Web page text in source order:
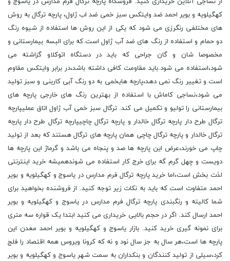
کهگیلویه و بویر احمد ضد وایتکس سبز خمی ضد اب ژاول، پارچه ترگال به روش
های مختلفی رنگرزی می شود که یکی از این روش ها استفاده از شیوه رنگ
دو حمام و استفاده از رنگ های ضد آب ژاول است.که برای البسه بیمارستانی و
مخصوصا شان و گان جراحی که باید در دستگاه اتوکلاو گزاشته می
شود،استفاده می شود.باید مقاومت کافی داشته باشد،در برابر وایتکس مقاوم
است و تغییر رنگ نمی دهد،پارچه هایخمی به دو رنگ آبی کاربنی و سبز تولید
می شود،نساجی کاماش با استفاده از بهترین رنگ های خارجی پارچه های
بیمارستانی را تولیو و تکمیل می کند. ترگال سبز خمی آب ژاول اتاق عملیپارچه
ترگال طرح دار پارچه ترگال خالدار و پارچه ترگال چاچیپارچه ترگال طرح دار پارچه
ترگال خالدار و پارچه ترگال چاچی همان پارچه های ترگال هستند که بعد از تولید
چاپ می خورند،عرض این پارچه ها صد و پنجاه می باشد و گرماژ این پارچه ها
دویست و چهل گرم گه برای خرج کار استفاده می شوندهمیشه خرید اینترنتی
لذت بخش است،اما خرید پارچه ترگال فرم مدارس در یاسوج و کهگیلویه و بویر
احمد متفاوت است که باید به نکات زیر توجه کنید. از فروشنده بخواهید برای
شما کالیته و رنگبندی پارچه ترگال فرم مدارس در یاسوج و کهگیلویه و بویر
احمد ارسال کند. اگر در حجم بالایی خریداری می کنید ابتدا یک قواره سه متری
برای نمونه گیری خرید کنید. بازار یاسوج و کهگیلویه و بویر احمد معدن این
پارچه ها است،هر سال به جز سال نود و نه که کرونا ویروس همه اقتصاد را فلج
کرد،سیلی از تولید کنندگان و بنکداران به سمت شهر یاسوج و کهگیلویه و بویر